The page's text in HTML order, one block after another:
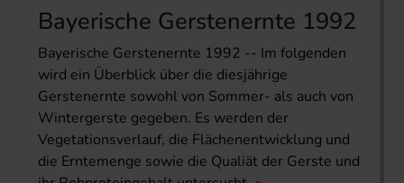
Bayerische Gerstenernte 1992
Bayerische Gerstenernte 1992 -- Im folgenden
wird ein Überblick über die diesjährige
Gerstenernte sowohl von Sommer- als auch von
Wintergerste gegeben. Es werden der
Vegetationsverlauf, die Flächenentwicklung und
die Erntemenge sowie die Qualiät der Gerste und